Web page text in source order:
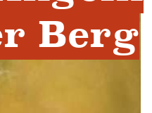
Berg